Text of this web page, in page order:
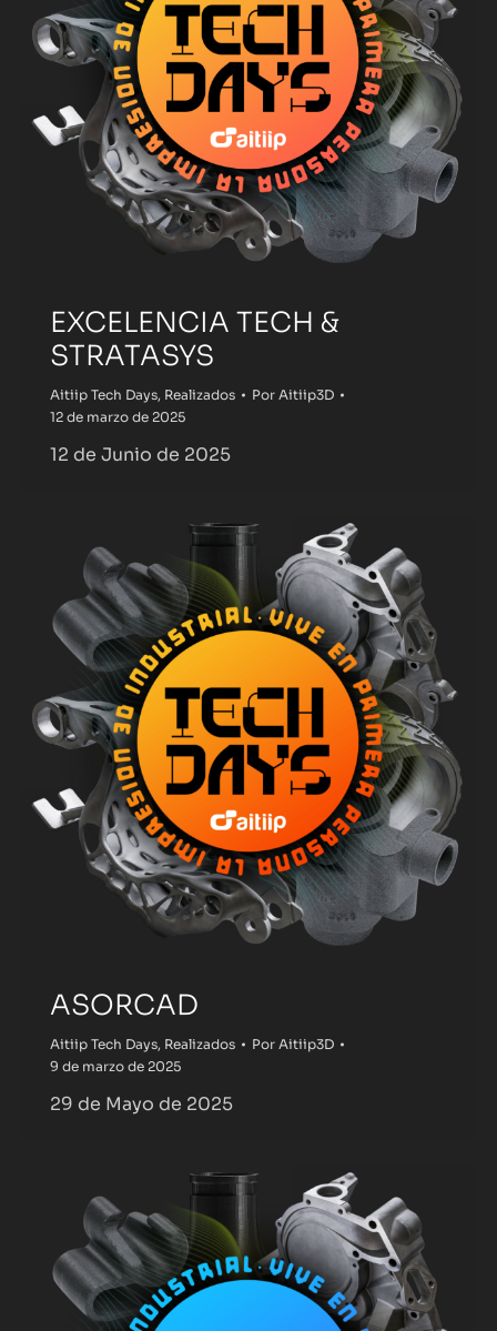
EXCELENCIA TECH &
STRATASYS
Aitiip Tech Days, Realizados Por Aitiip3D
12 de marzo de 2025
12 de Junio de 2025
ASORCAD
Aitiip Tech Days, Realizados Por Aitiip3D
9 de marzo de 2025
29 de Mayo de 2025